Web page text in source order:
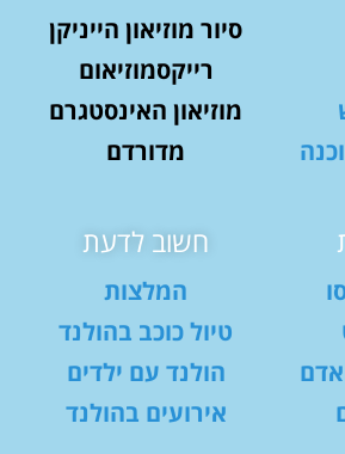
סיור מוזיאון הייניקן
רייקסמוזיאום
מוזיאון האינסטגרם
מדורדם
חשוב לדעת
המלצות
טיול כוכב בהולנד
הולנד עם ילדים
אירועים בהולנד